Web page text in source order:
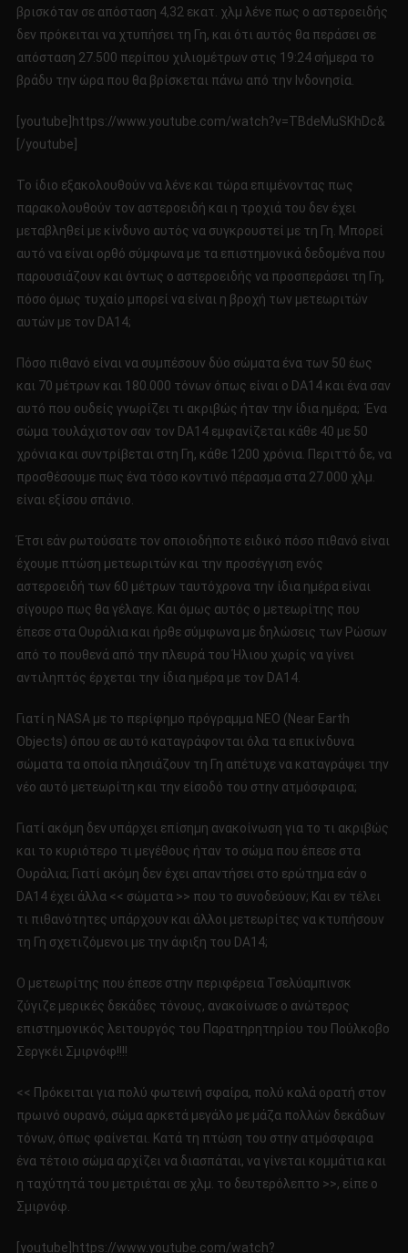
βρισκόταν σε απόσταση 4,32 εκατ. χλμ λένε πως ο αστεροειδής
δεν πρόκειται να χτυπήσει τη Γη, και ότι αυτός θα περάσει σε
απόσταση 27.500 περίπου χιλιομέτρων στις 19:24 σήμερα το
βράδυ την ώρα που θα βρίσκεται πάνω από την Ινδονησία.
[youtube]https://www.youtube.com/watch?v=TBdeMuSKhDc&
[/youtube]
Το ίδιο εξακολουθούν να λένε και τώρα επιμένοντας πως
παρακολουθούν τον αστεροειδή και η τροχιά του δεν έχει
μεταβληθεί με κίνδυνο αυτός να συγκρουστεί με τη Γη. Μπορεί
αυτό να είναι ορθό σύμφωνα με τα επιστημονικά δεδομένα που
παρουσιάζουν και όντως ο αστεροειδής να προσπεράσει τη Γη,
πόσο όμως τυχαίο μπορεί να είναι η βροχή των μετεωριτών
αυτών με τον DA14;
Πόσο πιθανό είναι να συμπέσουν δύο σώματα ένα των 50 έως
και 70 μέτρων και 180.000 τόνων όπως είναι ο DA14 και ένα σαν
αυτό που ουδείς γνωρίζει τι ακριβώς ήταν την ίδια ημέρα; Ένα
σώμα τουλάχιστον σαν τον DA14 εμφανίζεται κάθε 40 με 50
χρόνια και συντρίβεται στη Γη, κάθε 1200 χρόνια. Περιττό δε, να
προσθέσουμε πως ένα τόσο κοντινό πέρασμα στα 27.000 χλμ.
είναι εξίσου σπάνιο.
Έτσι εάν ρωτούσατε τον οποιοδήποτε ειδικό πόσο πιθανό είναι
έχουμε πτώση μετεωριτών και την προσέγγιση ενός
αστεροειδή των 60 μέτρων ταυτόχρονα την ίδια ημέρα είναι
σίγουρο πως θα γέλαγε. Και όμως αυτός ο μετεωρίτης που
έπεσε στα Ουράλια και ήρθε σύμφωνα με δηλώσεις των Ρώσων
από το πουθενά από την πλευρά του Ήλιου χωρίς να γίνει
αντιληπτός έρχεται την ίδια ημέρα με τον DA14.
Γιατί η NASA με το περίφημο πρόγραμμα NEO (Near Earth
Objects) όπου σε αυτό καταγράφονται όλα τα επικίνδυνα
σώματα τα οποία πλησιάζουν τη Γη απέτυχε να καταγράψει την
νέο αυτό μετεωρίτη και την είσοδό του στην ατμόσφαιρα;
Γιατί ακόμη δεν υπάρχει επίσημη ανακοίνωση για το τι ακριβώς
και το κυριότερο τι μεγέθους ήταν το σώμα που έπεσε στα
Ουράλια; Γιατί ακόμη δεν έχει απαντήσει στο ερώτημα εάν ο
DA14 έχει άλλα << σώματα >> που το συνοδεύουν; Και εν τέλει
τι πιθανότητες υπάρχουν και άλλοι μετεωρίτες να κτυπήσουν
τη Γη σχετιζόμενοι με την άφιξη του DA14;
Ο μετεωρίτης που έπεσε στην περιφέρεια Τσελύαμπινσκ
ζύγιζε μερικές δεκάδες τόνους, ανακοίνωσε ο ανώτερος
επιστημονικός λειτουργός του Παρατηρητηρίου του Πούλκοβο
Σεργκέι Σμιρνόφ!!!!
<< Πρόκειται για πολύ φωτεινή σφαίρα, πολύ καλά ορατή στον
πρωινό ουρανό, σώμα αρκετά μεγάλο με μάζα πολλών δεκάδων
τόνων, όπως φαίνεται. Κατά τη πτώση του στην ατμόσφαιρα
ένα τέτοιο σώμα αρχίζει να διασπάται, να γίνεται κομμάτια και
η ταχύτητά του μετριέται σε χλμ. το δευτερόλεπτο >>, είπε ο
Σμιρνόφ.
[youtube]https://www.youtube.com/watch?